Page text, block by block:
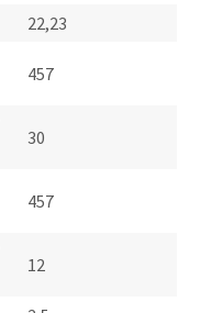
22,23
457
30
457
12